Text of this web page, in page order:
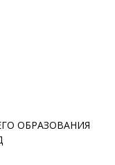
ОБРАЗОВАНИЯ